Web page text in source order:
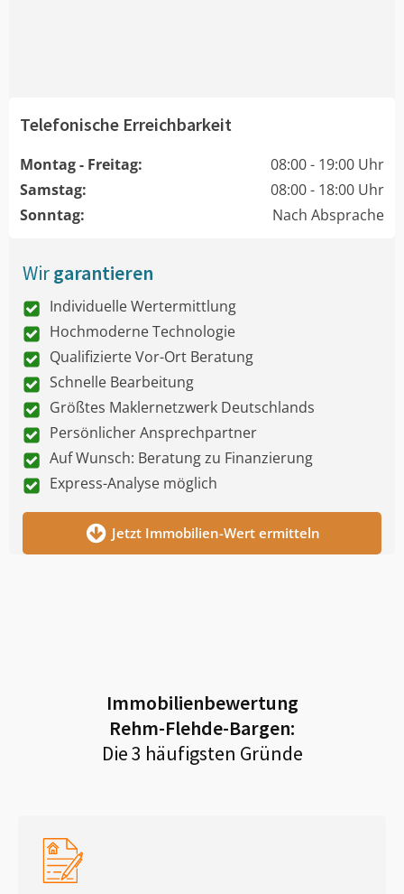
Telefonische Erreichbarkeit
Montag - Freitag:
08:00 - 19:00 Uhr
Samstag:
08:00 - 18:00 Uhr
Sonntag:
Nach Absprache
Wirgarantieren
Individuelle Wertermittlung
Hochmoderne Technologie
Qualifizierte Vor-Ort Beratung
Schnelle Bearbeitung
Größtes Maklernetzwerk Deutschlands
Persönlicher Ansprechpartner
Auf Wunsch: Beratung zu Finanzierung
Express-Analyse möglich
Jetzt Immobilien-Wert ermitteln
Immobilienbewertung
Rehm-Flehde-Bargen:
Die 3 häufigsten Gründe